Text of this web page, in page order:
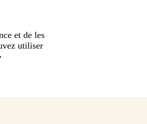
et de les
utiliser